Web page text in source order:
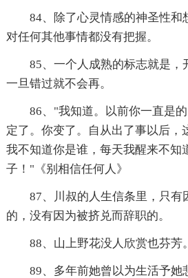
84、除了心灵情感的神圣性和
对任何其他事情都没有把握。
85、一个人成熟的标志就是，
一旦错过就不会再。
86、"我知道。以前你一直是
定了。你变了。自从出了事以后，
我不知道你是谁，每天我醒来不知
子！"《别相信任何人》
87、川叔的人生信条里，只有
的，没有因为被挤兑而辞职的。
88、山上野花没人欣赏也芬芳。
89、多年前她曾以为生活予她